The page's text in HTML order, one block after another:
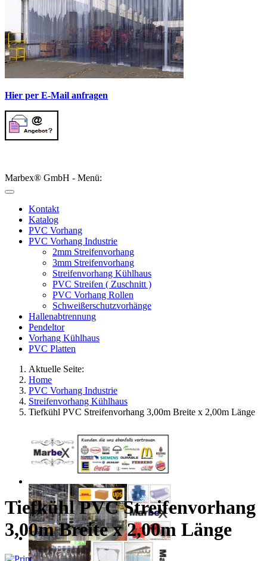
Hier per E-Mail anfragen
Marbex® GmbH - Menü:
Kontakt
Katalog
PVC Vorhang
PVC Vorhang Industrie
2mm Streifenvorhang
3mm Streifenvorhang
Streifenvorhang Kühlhaus
PVC Streifen ( Zuschnitt )
PVC Vorhang Rollen
Schweißerschutzvorhänge
Hallenabtrennung
Pendeltor
Vorhang Kühlhaus
PVC Platten
Aktuelle Seite:
Home
PVC Vorhang Industrie
Streifenvorhang Kühlhaus
Tiefkühl PVC Streifenvorhang 3,00m Breite x 2,00m Länge
Tiefkühl PVC Streifenvorhang
3,00m Breite x 2,00m Länge